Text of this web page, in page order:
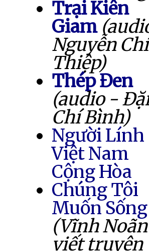
Trại Kiên
Giam
Nguyễn Chí
Thiệp)
Thép Đen
(audio -
Chí Bình)
Người Lính
Việt Nam
Cộng Hòa
Chúng Tôi
Muốn Sống
(Vĩnh Noãn
viết truyện